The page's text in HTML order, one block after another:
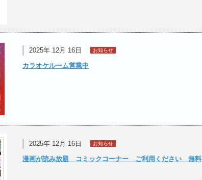
2025年 12月 16日 お知らせ
カラオケルーム営業中
2025年 12月 16日 お知らせ
漫画が読み放題 コミックコーナー ご利用ください 無料